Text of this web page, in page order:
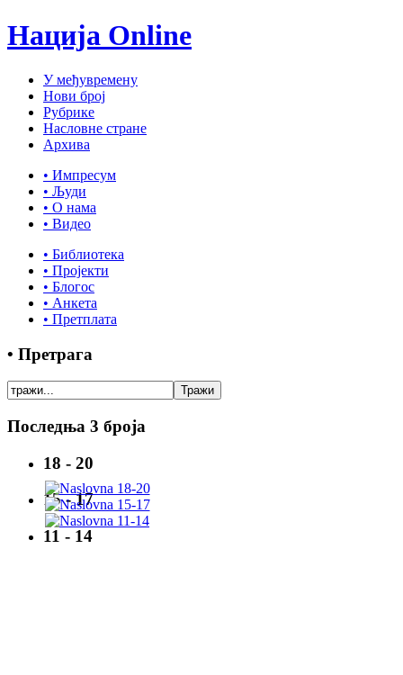
Нација Online
У међувремену
Нови број
Рубрике
Насловне стране
Архива
• Импресум
• Људи
• О нама
• Видео
• Библиотека
• Пројекти
• Блогос
• Анкета
• Претплата
• Претрага
Последња 3 броја
18 - 20
15 - 17
11 - 14